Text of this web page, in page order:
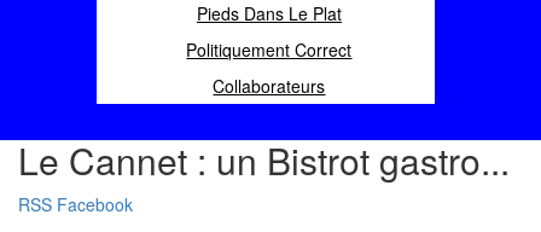
Pieds Dans Le Plat
Politiquement Correct
Collaborateurs
Le Cannet : un Bistrot gastro...
RSS Facebook